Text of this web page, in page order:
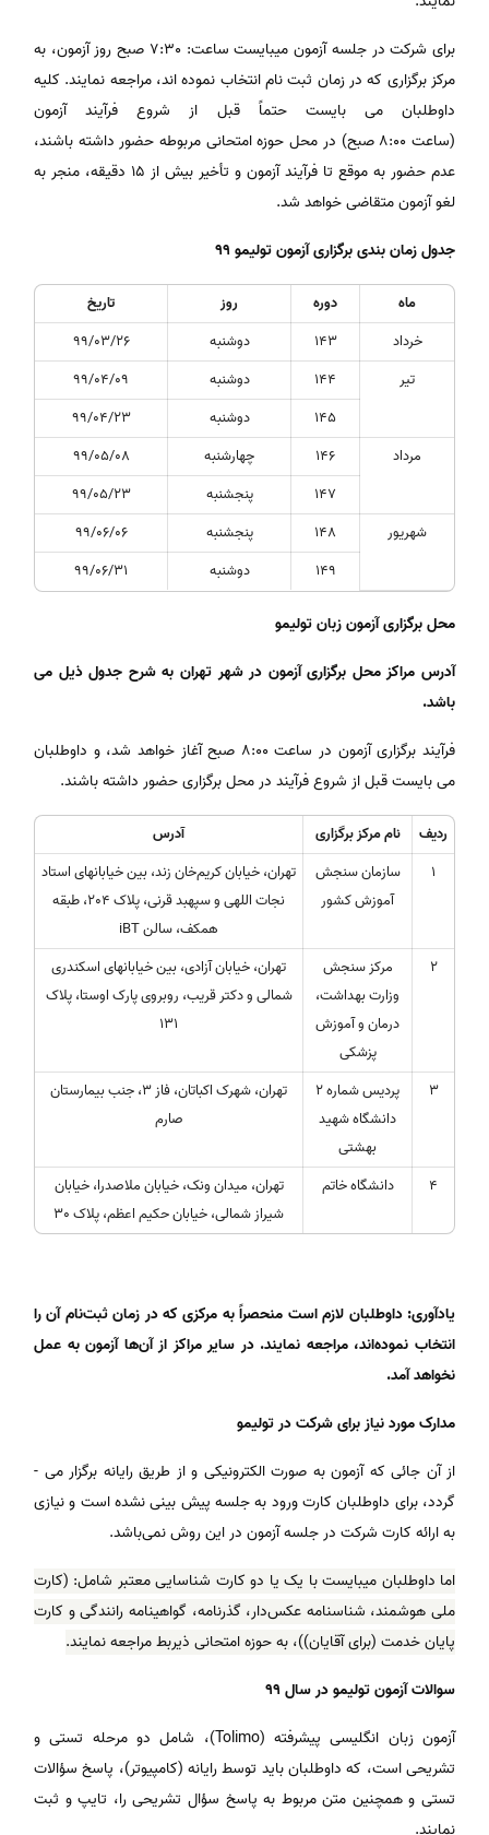
برای شرکت در جلسه آزمون می­بایست ساعت: 7:30 صبح روز آزمون، به
مرکز برگزاری که در زمان ثبت ­نام انتخاب نموده ­اند، مراجعه نمایند. کلیه
داوطلبان می ­بایست حتماً قبل از شروع فرآیند آزمون
(ساعت 8:00 صبح) در محل حوزه امتحانی مربوطه حضور داشته باشند،
عدم حضور به­ موقع تا فرآیند آزمون و تأخیر بیش از ۱۵ دقیقه، منجر به
لغو آزمون متقاضی خواهد شد.
جدول زمان بندی برگزاری آزمون تولیمو 99
ماه دوره روز
تاریخ
خرداد
143 دوشنبه
99/03/26
تیر
144 دوشنبه
99/04/09
145
دوشنبه
99/04/23
مرداد
146 چهارشنبه
99/05/08
147
پنجشنبه
99/05/23
شهریور
148 پنجشنبه
99/06/06
149
دوشنبه 99/06/31
محل برگزاری آزمون زبان تولیمو
آدرس مراکز محل برگزاری آزمون در شهر تهران به شرح جدول ذیل می­‌
باشد.
فرآیند برگزاری آزمون در ساعت 8:00 صبح آغاز خواهد شد، و داوطلبان
می­ بایست قبل از شروع فرآیند در محل برگزاری حضور داشته باشند.
ردیف نام مرکز برگزاری
آدرس
1
سازمان سنجش
آموزش کشور
تهران، خیابان کریم‌خان زند، بین خیابان­های استاد
نجات اللهی و سپهبد قرنی، پلاک 204، طبقه
همکف، سالن iBT
2
مرکز سنجش
وزارت بهداشت،
درمان و آموزش
پزشکی
تهران، خیابان آزادی، بین خیابان­های اسکندری
شمالی و دکتر قریب، روبروی پارک اوستا، پلاک
131
3
پردیس شماره 2
دانشگاه شهید
بهشتی
تهران، شهرک اکباتان، فاز 3، جنب بیمارستان
صارم
4 دانشگاه خاتم
تهران، میدان ونک، خیابان ملاصدرا، خیابان
شیراز شمالی، خیابان حکیم اعظم، پلاک 30
یادآوری: داوطلبان لازم است منحصراً به مرکزی که در زمان ثبت‌نام آن را
انتخاب نموده‌اند، مراجعه نمایند. در سایر مراکز از آن‌ها آزمون به ­عمل
نخواهد آمد.
مدارک مورد نیاز برای شرکت در تولیمو
از آن جائی که آزمون به صورت الکترونیکی و از طریق رایانه برگزار می ­
گردد، برای داوطلبان کارت ورود به جلسه پیش ­بینی نشده ­است و نیازی
به ارائه کارت شرکت در جلسه آزمون در این روش نمی‌باشد.
اما داوطلبان می­بایست با یک یا دو کارت شناسایی معتبر شامل: (کارت
ملی هوشمند، شناسنامه عکس‌دار، گذرنامه، گواهینامه رانندگی و کارت
پایان خدمت (برای آقایان))، به حوزه امتحانی ذیربط مراجعه نمایند.
سوالات آزمون تولیمو در سال 99
آزمون زبان انگلیسی پیشرفته (Tolimo)، شامل دو مرحله تستی و
تشریحی است، که داوطلبان باید توسط رایانه (کامپیوتر)، پاسخ سؤالات
تستی و همچنین متن مربوط به پاسخ سؤال تشریحی را، تایپ و ثبت
نمایند.